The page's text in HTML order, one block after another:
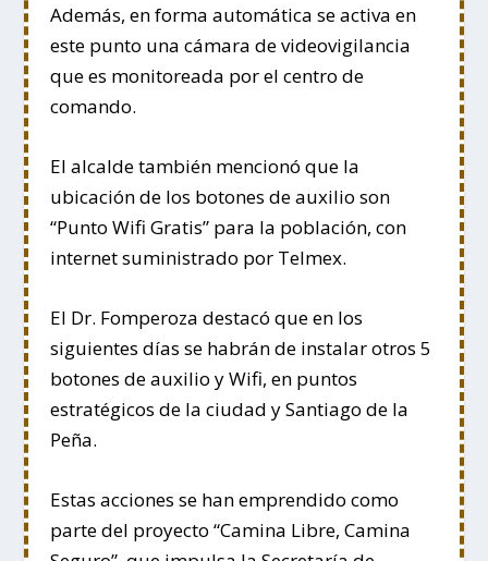
Además, en forma automática se activa en
este punto una cámara de videovigilancia
que es monitoreada por el centro de
comando.
El alcalde también mencionó que la
ubicación de los botones de auxilio son
“Punto Wifi Gratis” para la población, con
internet suministrado por Telmex.
El Dr. Fomperoza destacó que en los
siguientes días se habrán de instalar otros 5
botones de auxilio y Wifi, en puntos
estratégicos de la ciudad y Santiago de la
Peña.
Estas acciones se han emprendido como
parte del proyecto “Camina Libre, Camina